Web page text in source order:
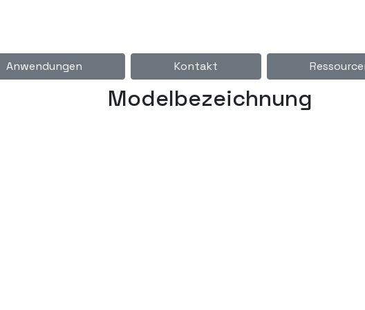
Anwendungen Kontakt
Modelbezeichnung